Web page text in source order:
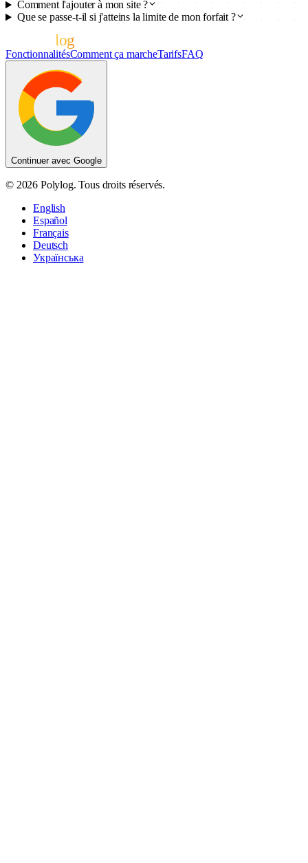
Comment l'ajouter à mon site ?
Que se passe-t-il si j'atteins la limite de mon forfait ?
polylog
FonctionnalitésComment ça marcheTarifsFAQ
Continuer avec Google
© 2026 Polylog. Tous droits réservés.
English
Español
Français
Deutsch
Українська